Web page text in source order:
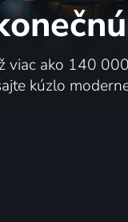
viac ako 140
kúzlo